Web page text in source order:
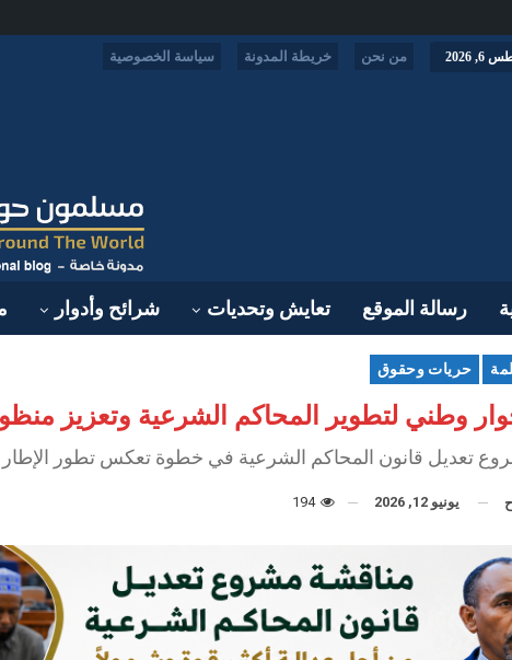
2026 من نحن خريطة المدونة سياسة الخصوصية
رسالة الموقع تعايش وتحديات شرائح وأدوار
حريات وحقوق
حوار وطني لتطوير المحاكم الشرعية وتعزيز
تعديل قانون المحاكم الشرعية في خطوة تعكس تطور الإطار
يونيو 12, 2026 194